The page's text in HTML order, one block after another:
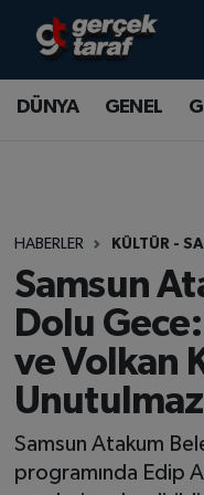
DÜNYA GENEL
HABERLER KÜLTÜR -
Samsun
Dolu
ve Volkan
Samsun Atakum
programında Edip
Canlı TV İzle
DÜNYA
POLİTİKA
SAMSUN HABER
SAMSUNSPOR
TEKNOLOJİ
Samsun
Samsun Trafik
Süper Lig Puan
Tüm Manşetler
Haber Arşivi